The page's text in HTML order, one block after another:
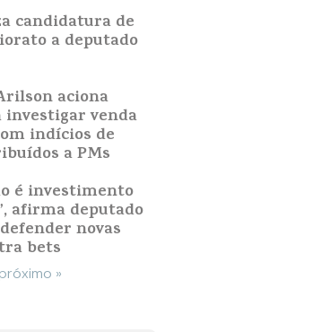
candidatura de
a deputado
aciona
investigar venda
indícios de
a PMs
é investimento
afirma deputado
novas
bets
próximo »